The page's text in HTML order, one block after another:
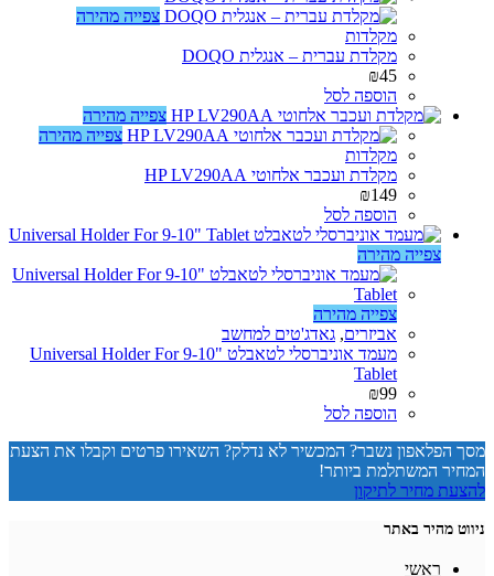
צפייה מהירה
מקלדות
מקלדת עברית – אנגלית DOQO
₪45
הוספה לסל
צפייה מהירה
צפייה מהירה
מקלדות
מקלדת ועכבר אלחוטי HP LV290AA
₪149
הוספה לסל
צפייה מהירה
צפייה מהירה
אביזרים, גאדג'טים למחשב
מעמד אוניברסלי לטאבלט Universal Holder For 9-10"
Tablet
₪99
הוספה לסל
מסך הפלאפון נשבר? המכשיר לא נדלק? השאירו פרטים וקבלו את הצעת
המחיר המשתלמת ביותר!
להצעת מחיר לתיקון
ניווט מהיר באתר
ראשי